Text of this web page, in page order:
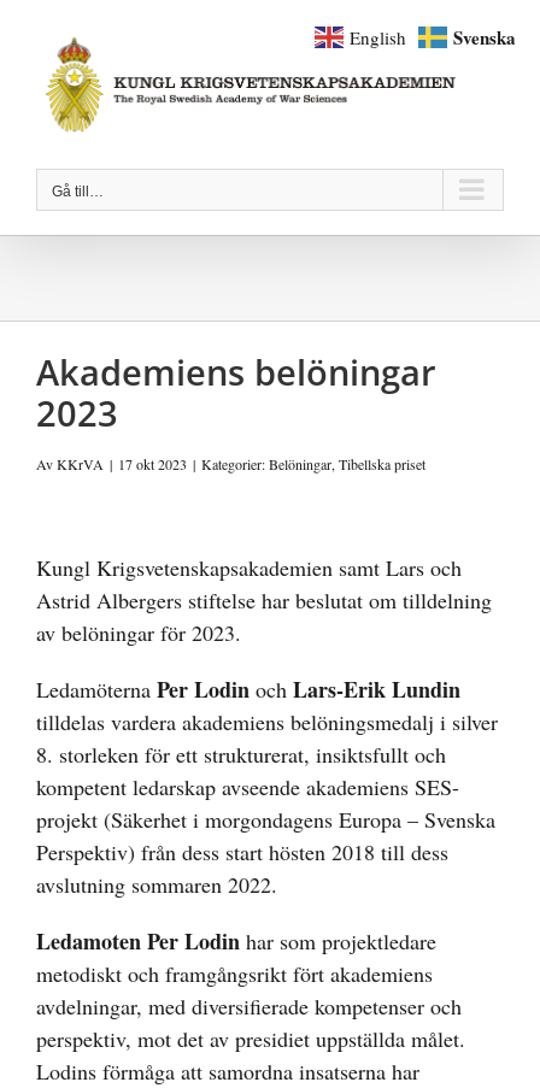
innehållet
Gå till…
Akademiens belöningar
2023
AvKKrVA | 17 okt 2023 | Kategorier:Belöningar,Tibellska priset
större
bild
Kungl Krigsvetenskapsakademien samt Lars och
Astrid Albergers stiftelse har beslutat om tilldelning
av belöningar för 2023.
Ledamöterna Per Lodin och Lars-Erik Lundin
tilldelas vardera akademiens belöningsmedalj i silver
8. storleken för ett strukturerat, insiktsfullt och
kompetent ledarskap avseende akademiens SES-
projekt (Säkerhet i morgondagens Europa – Svenska
Perspektiv) från dess start hösten 2018 till dess
avslutning sommaren 2022.
Ledamoten Per Lodin har som projektledare
metodiskt och framgångsrikt fört akademiens
avdelningar, med diversifierade kompetenser och
perspektiv, mot det av presidiet uppställda målet.
Lodins förmåga att samordna insatserna har
English Svenska